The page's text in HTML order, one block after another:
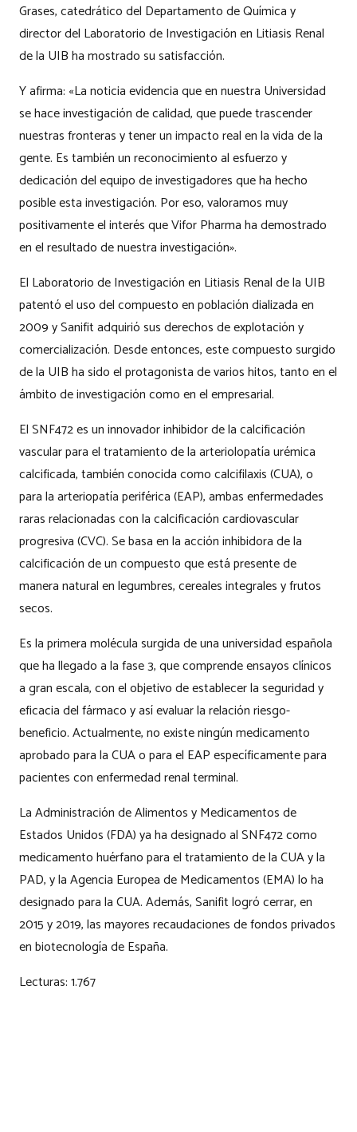
Grases, catedrático del Departamento de Química y
director del Laboratorio de Investigación en Litiasis Renal
de la UIB ha mostrado su satisfacción.
Y afirma: «La noticia evidencia que en nuestra Universidad
se hace investigación de calidad, que puede trascender
nuestras fronteras y tener un impacto real en la vida de la
gente. Es también un reconocimiento al esfuerzo y
dedicación del equipo de investigadores que ha hecho
posible esta investigación. Por eso, valoramos muy
positivamente el interés que Vifor Pharma ha demostrado
en el resultado de nuestra investigación».
El Laboratorio de Investigación en Litiasis Renal de la UIB
patentó el uso del compuesto en población dializada en
2009 y Sanifit adquirió sus derechos de explotación y
comercialización. Desde entonces, este compuesto surgido
de la UIB ha sido el protagonista de varios hitos, tanto en el
ámbito de investigación como en el empresarial.
El SNF472 es un innovador inhibidor de la calcificación
vascular para el tratamiento de la arteriolopatía urémica
calcificada, también conocida como calcifilaxis (CUA), o
para la arteriopatía periférica (EAP), ambas enfermedades
raras relacionadas con la calcificación cardiovascular
progresiva (CVC). Se basa en la acción inhibidora de la
calcificación de un compuesto que está presente de
manera natural en legumbres, cereales integrales y frutos
secos.
Es la primera molécula surgida de una universidad española
que ha llegado a la fase 3, que comprende ensayos clínicos
a gran escala, con el objetivo de establecer la seguridad y
eficacia del fármaco y así evaluar la relación riesgo-
beneficio. Actualmente, no existe ningún medicamento
aprobado para la CUA o para el EAP específicamente para
pacientes con enfermedad renal terminal.
La Administración de Alimentos y Medicamentos de
Estados Unidos (FDA) ya ha designado al SNF472 como
medicamento huérfano para el tratamiento de la CUA y la
PAD, y la Agencia Europea de Medicamentos (EMA) lo ha
designado para la CUA. Además, Sanifit logró cerrar, en
2015 y 2019, las mayores recaudaciones de fondos privados
en biotecnología de España.
Lecturas:1.767